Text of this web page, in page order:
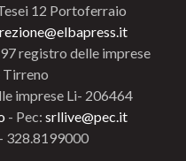
12 Portoferraio
registro delle imprese
Tirreno
imprese Li- 206464
- Pec: srllive@pec.it
328.8199000